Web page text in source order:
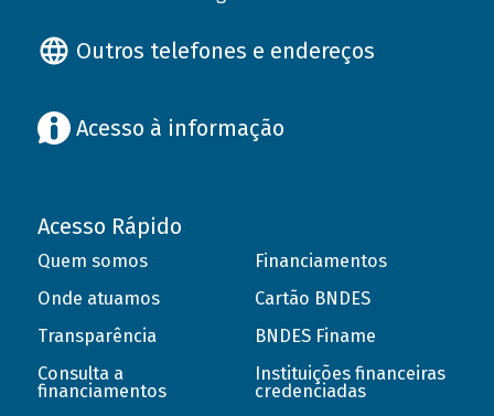
Outros telefones e endereços
Acesso à informação
Acesso Rápido
Quem somos
Onde atuamos
Transparência
Consulta a
financiamentos
Financiamentos
Cartão BNDES
BNDES Finame
Instituições financeiras
credenciadas